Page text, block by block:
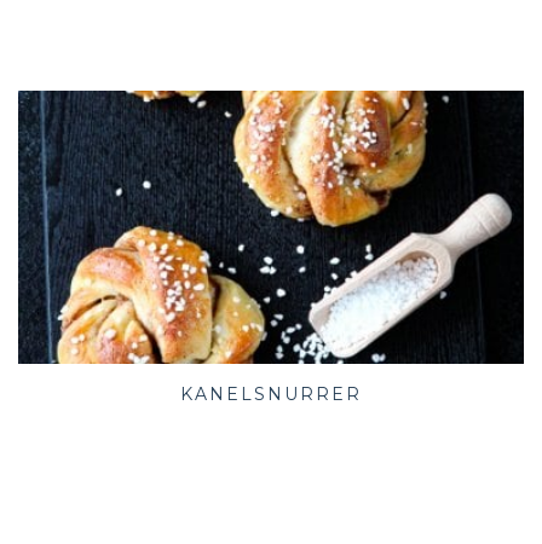
KANELSNURRER